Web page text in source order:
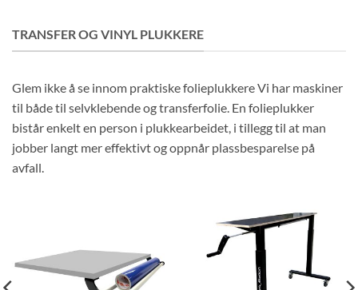
TRANSFER OG VINYL PLUKKERE
Glem ikke å se innom praktiske folieplukkere Vi har maskiner
til både til selvklebende og transferfolie. En folieplukker
bistår enkelt en person i plukkearbeidet, i tillegg til at man
jobber langt mer effektivt og oppnår plassbesparelse på
avfall.